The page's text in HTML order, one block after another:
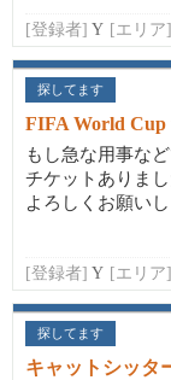
[登録者] Y [エリア]
探してます
FIFA World Cup
もし急な用事な
チケットありま
よろしくお願いし
[登録者] Y [エリア]
探してます
キャットシッタ